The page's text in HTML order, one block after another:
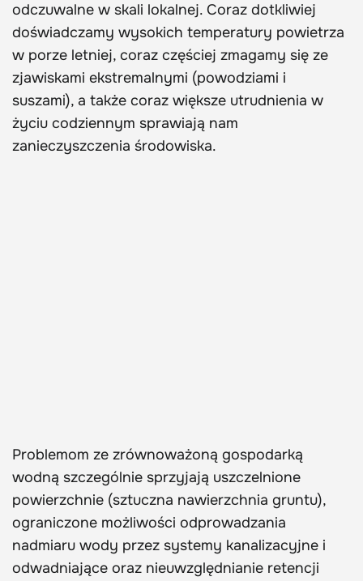
odczuwalne w skali lokalnej. Coraz dotkliwiej
doświadczamy wysokich temperatury powietrza
w porze letniej, coraz częściej zmagamy się ze
zjawiskami ekstremalnymi (powodziami i
suszami), a także coraz większe utrudnienia w
życiu codziennym sprawiają nam
zanieczyszczenia środowiska.
Problemom ze zrównoważoną gospodarką
wodną szczególnie sprzyjają uszczelnione
powierzchnie (sztuczna nawierzchnia gruntu),
ograniczone możliwości odprowadzania
nadmiaru wody przez systemy kanalizacyjne i
odwadniające oraz nieuwzględnianie retencji